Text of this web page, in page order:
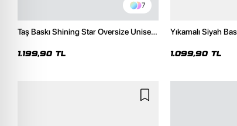
7
Taş Baskı Shining Star Oversize Unisex
1.199,90 TL
Yıkamalı Siyah
1.099,90 TL